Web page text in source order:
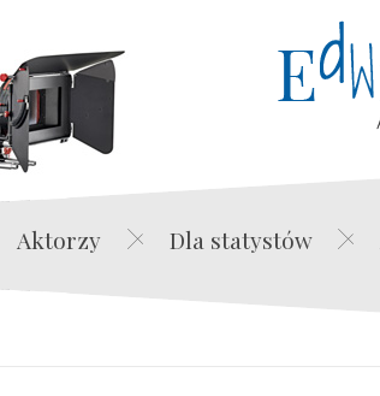
Aktorzy Dla statystów